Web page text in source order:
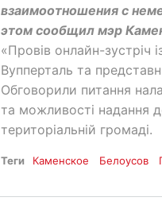
взаимоотношения с
этом сообщил мэр
«Провів онлайн-зустріч
Вупперталь та
Обговорили питання
та можливості надання
територіальній громаді.
Теги Каменское Белоусов